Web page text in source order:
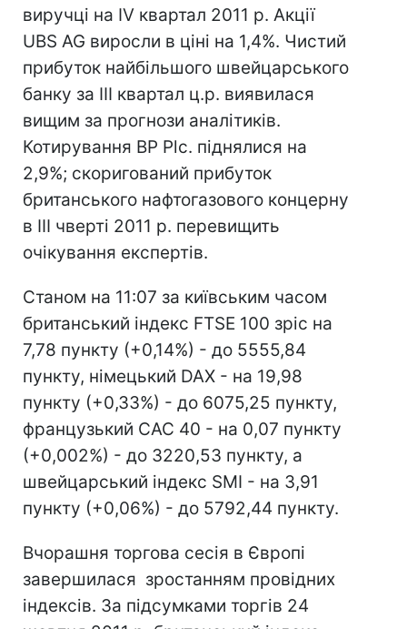
виручці на IV квартал 2011 р. Акції
UBS AG виросли в ціні на 1,4%. Чистий
прибуток найбільшого швейцарського
банку за III квартал ц.р. виявилася
вищим за прогнози аналітиків.
Котирування BP Plc. піднялися на
2,9%; скоригований прибуток
британського нафтогазового концерну
в III чверті 2011 р. перевищить
очікування експертів.
Станом на 11:07 за київським часом
британський індекс FTSE 100 зріс на
7,78 пункту (+0,14%) - до 5555,84
пункту, німецький DAX - на 19,98
пункту (+0,33%) - до 6075,25 пункту,
французький CAC 40 - на 0,07 пункту
(+0,002%) - до 3220,53 пункту, а
швейцарський індекс SMI - на 3,91
пункту (+0,06%) - до 5792,44 пункту.
Вчорашня торгова сесія в Європі
завершилася зростанням провідних
індексів. За підсумками торгів 24